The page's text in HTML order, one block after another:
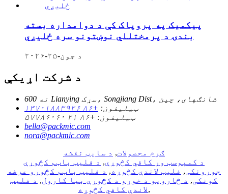
پیکمیک په پروپاک کې د دوامداره بسته
بندۍ د پرمختللي نوښتونو سره ځلیږي
د جون-۲۵-۲۰۲۶
د شرکت اړیکې
نه 600 Lianying سړک، Songjiang Dist، شانګهای، چین
ټیلیفون: +۸۶ ۱۳۷۰۱۸۸۳۹۲۶
ټیلیفون: +۸۶ ۲۱ ۵۷۷۸۶۰۶۰
bella@packmic.com
nora@packmic.com
ګرم محصولات, د سایټ نقشه
د کمپوسټ وړ کافي کڅوړې, د فلیټ باټم کڅوړې
جوړونکی, فلیټ لاندې کڅوړه , د فلیټ باټم کڅوړو عرضه
کونکی, د څارویو د خوړو د کڅوړې بیا کارول, د فلیټ
لاندې کافي کڅوړه,